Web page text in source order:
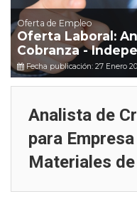
Oferta de Empleo
Oferta Laboral:
Cobranza -
Fecha publicación: 27 Enero
Analista de
para
Materiales